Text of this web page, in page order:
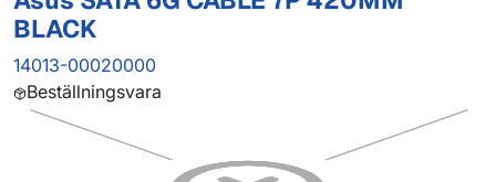
BLACK
14013-00020000
Beställningsvara